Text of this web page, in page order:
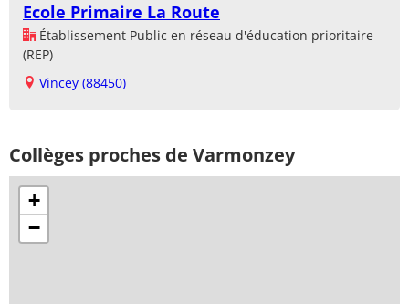
Ecole Primaire La Route
Établissement Public en réseau d'éducation prioritaire
(REP)
Vincey (88450)
Collèges proches de Varmonzey
+
−